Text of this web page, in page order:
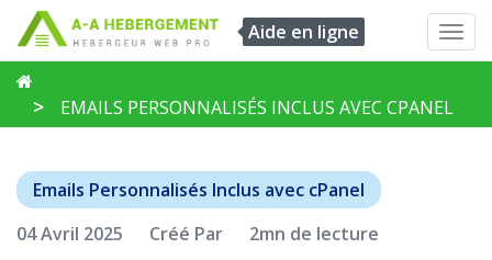
Aide en ligne
EMAILS PERSONNALISÉS INCLUS AVEC CPANEL
Emails Personnalisés Inclus avec cPanel
04 Avril 2025
Créé Par 2mn de lecture